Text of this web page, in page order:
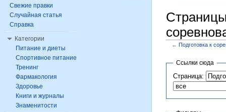
← Подготовка к
Ссылки сюда
Страница:
Свежие правки
Случайная статья
Справка
Категории
Питание и диеты
Спортивное питание
Тренинг
Фармакология
Здоровье
Книги и журналы
Знаменитости